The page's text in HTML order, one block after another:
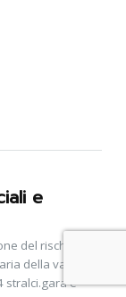
e
del rischio
della val
stralci.gara è